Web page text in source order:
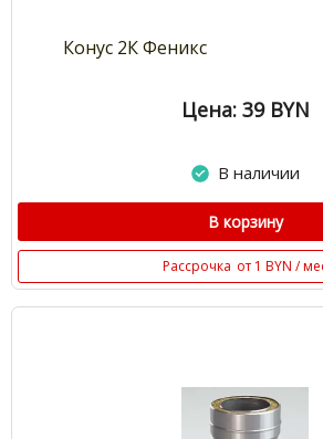
Конус 2К Феникс
Цена: 39 BYN
В наличии
В корзину
Рассрочка от 1 BYN /